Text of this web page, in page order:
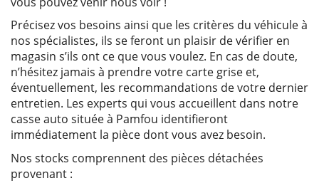
Précisez vos besoins ainsi que les critères du véhicule à
nos spécialistes, ils se feront un plaisir de vérifier en
magasin s’ils ont ce que vous voulez. En cas de doute,
n’hésitez jamais à prendre votre carte grise et,
éventuellement, les recommandations de votre dernier
entretien. Les experts qui vous accueillent dans notre
casse auto située à Pamfou identifieront
immédiatement la pièce dont vous avez besoin.
Nos stocks comprennent des pièces détachées
provenant :